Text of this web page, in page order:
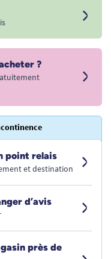
?
point relais
et destination
d’avis
près de